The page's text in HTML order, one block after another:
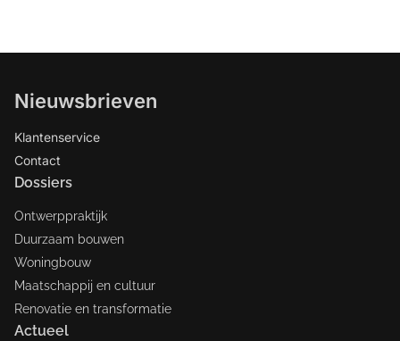
Nieuwsbrieven
Klantenservice
Contact
Dossiers
Ontwerppraktijk
Duurzaam bouwen
Woningbouw
Maatschappij en cultuur
Renovatie en transformatie
Actueel